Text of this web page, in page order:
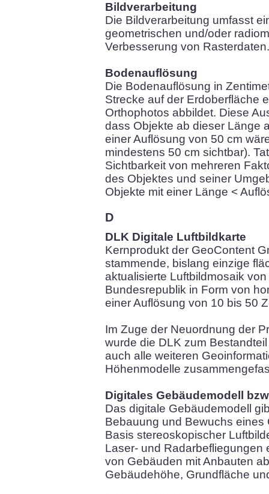
Bildverarbeitung
Die Bildverarbeitung umfasst
geometrischen und/oder
Verbesserung von Rasterdaten.
Bodenauflösung
Die Bodenauflösung in
Strecke auf der Erdoberfläche
Orthophotos abbildet. Diese
dass Objekte ab dieser Länge
einer Auflösung von 50 cm
mindestens 50 cm sichtbar).
Sichtbarkeit von mehreren
des Objektes und seiner
Objekte mit einer Länge <
D
DLK Digitale Luftbildkarte
Kernprodukt der GeoContent
stammende, bislang einzige
aktualisierte Luftbildmosaik
Bundesrepublik in Form von
einer Auflösung von 10 bis 50
Im Zuge der Neuordnung der
wurde die DLK zum
auch alle weiteren
Höhenmodelle
Digitales Gebäudemodell
Das digitale Gebäudemodell
Bebauung und Bewuchs
Basis stereoskopischer
Laser- und Radarbefliegungen
von Gebäuden mit Anbauten
Gebäudehöhe, Grundfläche